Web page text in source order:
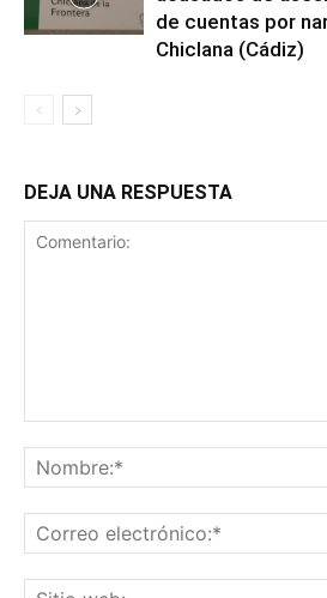
de cuentas por
Chiclana (Cádiz)
DEJA UNA RESPUESTA